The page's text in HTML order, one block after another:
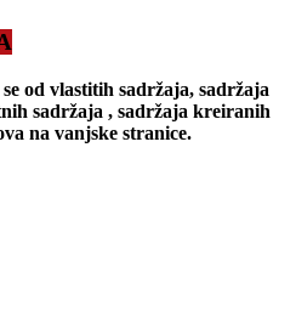
od vlastitih sadržaja, sadržaja
sadržaja , sadržaja kreiranih
na vanjske stranice.